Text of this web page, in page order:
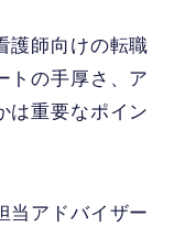
護師向けの転職
トの手厚さ、ア
は重要なポイン
当アドバイザー